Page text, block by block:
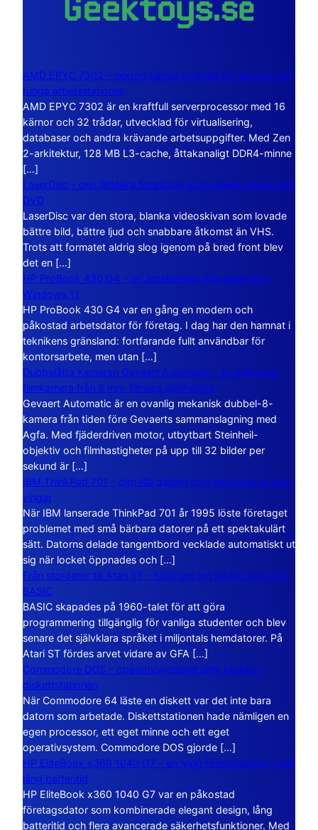
AMD EPYC 7302 – sexton kärnor byggda för servrar och
tunga arbetsstationer
AMD EPYC 7302 är en kraftfull serverprocessor med 16
kärnor och 32 trådar, utvecklad för virtualisering,
databaser och andra krävande arbetsuppgifter. Med Zen
2-arkitektur, 128 MB L3-cache, åttakanaligt DDR4-minne
[…]
LaserDisc – den jättelika filmskivan som visade vägen mot
DVD
LaserDisc var den stora, blanka videoskivan som lovade
bättre bild, bättre ljud och snabbare åtkomst än VHS.
Trots att formatet aldrig slog igenom på bred front blev
det en […]
HP ProBook 430 G4 – en arbetsdator från tiden före
Windows 11
HP ProBook 430 G4 var en gång en modern och
påkostad arbetsdator för företag. I dag har den hamnat i
teknikens gränsland: fortfarande fullt användbar för
kontorsarbete, men utan […]
Dubbelåtta Kameran Gevaert Automatic – en mekanisk
filmkamera från 8 mm-filmens storhetstid
Gevaert Automatic är en ovanlig mekanisk dubbel-8-
kamera från tiden före Gevaerts sammanslagning med
Agfa. Med fjäderdriven motor, utbytbart Steinheil-
objektiv och filmhastigheter på upp till 32 bilder per
sekund är […]
IBM ThinkPad 701 – den lilla datorn som vecklade ut sina
vingar
När IBM lanserade ThinkPad 701 år 1995 löste företaget
problemet med små bärbara datorer på ett spektakulärt
sätt. Datorns delade tangentbord vecklade automatiskt ut
sig när locket öppnades och […]
Från stordator till Atari ST – historien om BASIC och GFA
BASIC
BASIC skapades på 1960-talet för att göra
programmering tillgänglig för vanliga studenter och blev
senare det självklara språket i miljontals hemdatorer. På
Atari ST fördes arvet vidare av GFA […]
Commodore DOS – operativsystemet som bodde i
diskettstationen
När Commodore 64 läste en diskett var det inte bara
datorn som arbetade. Diskettstationen hade nämligen en
egen processor, ett eget minne och ett eget
operativsystem. Commodore DOS gjorde […]
HP EliteBook x360 1040 G7 – en lyxig företagsdator med
lång batteritid
HP EliteBook x360 1040 G7 var en påkostad
företagsdator som kombinerade elegant design, lång
batteritid och flera avancerade säkerhetsfunktioner. Med